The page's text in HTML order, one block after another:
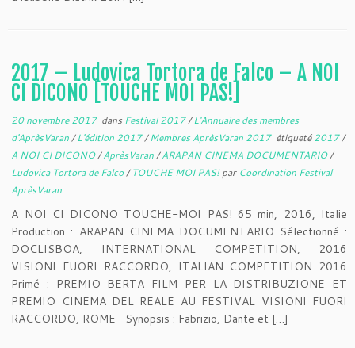
2017 – Ludovica Tortora de Falco – A NOI
CI DICONO [TOUCHE MOI PAS!]
20 novembre 2017dans Festival 2017/L'Annuaire des membres
d'AprèsVaran/L'édition 2017/Membres AprèsVaran 2017 étiqueté2017/
A NOI CI DICONO/AprèsVaran/ARAPAN CINEMA DOCUMENTARIO/
Ludovica Tortora de Falco/TOUCHE MOI PAS!par Coordination Festival
AprèsVaran
A NOI CI DICONO TOUCHE-MOI PAS! 65 min, 2016, Italie
Production : ARAPAN CINEMA DOCUMENTARIO Sélectionné :
DOCLISBOA, INTERNATIONAL COMPETITION, 2016
VISIONI FUORI RACCORDO, ITALIAN COMPETITION 2016
Primé : PREMIO BERTA FILM PER LA DISTRIBUZIONE ET
PREMIO CINEMA DEL REALE AU FESTIVAL VISIONI FUORI
RACCORDO, ROME Synopsis : Fabrizio, Dante et […]